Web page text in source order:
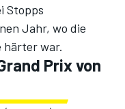
Stopps
Jahr, wo die
härter war.
Prix von